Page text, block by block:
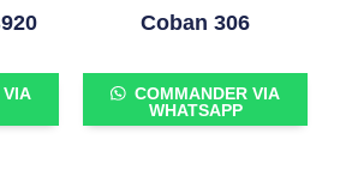
VIA
Coban 306
COMMANDER VIA
WHATSAPP